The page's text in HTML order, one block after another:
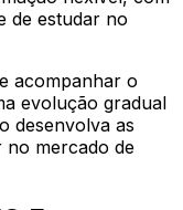
de estudar no
acompanhar o
evolução gradual
desenvolva as
no mercado de